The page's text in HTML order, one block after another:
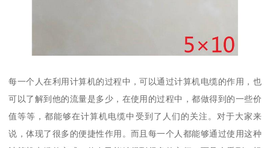
每一个人在利用计算机的过程中，可以通过计算机电缆的作用，也
可以了解到他的流量是多少，在使用的过程中，都做得到的一些价
值等等，都能够在计算机电缆中受到了人们的关注。对于大家来
说，体现了很多的便捷性作用。而且每一个人都能够通过使用这种